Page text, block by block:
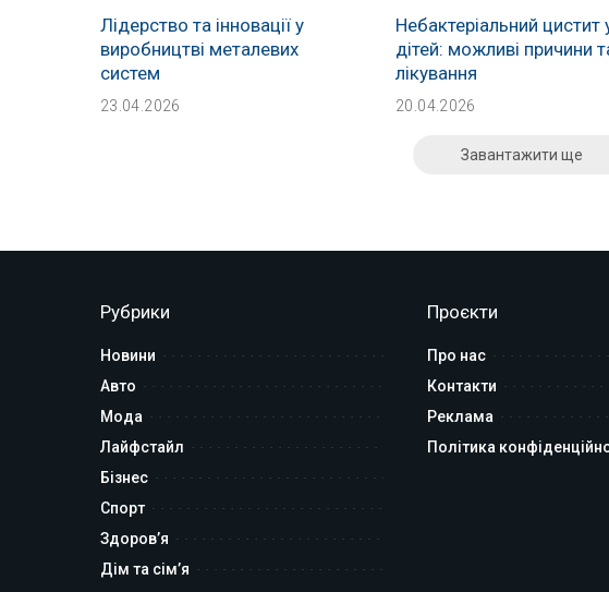
Лідерство та інновації у
виробництві металевих
систем
23.04.2026
Небактеріальний цистит
дітей: можливі причини
лікування
20.04.2026
Завантажити ще
Рубрики
Новини
Авто
Мода
Лайфстайл
Бізнес
Спорт
Здоров’я
Дім та сім’я
Проєкти
Про нас
Контакти
Реклама
Політика